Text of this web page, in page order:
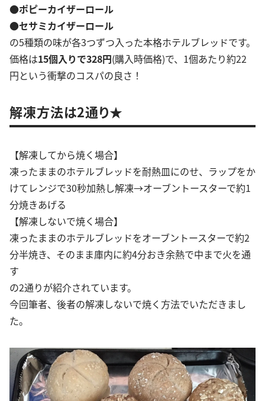
●ポピーカイザーロール
●セサミカイザーロール
の5種類の味が各3つずつ入った本格ホテルブレッドです。
価格は15個入りで328円(購入時価格)で、1個あたり約22
円という衝撃のコスパの良さ！
解凍方法は2通り★
【解凍してから焼く場合】
凍ったままのホテルブレッドを耐熱皿にのせ、ラップをか
けてレンジで30秒加熱し解凍→オーブントースターで約1
分焼きあげる
【解凍しないで焼く場合】
凍ったままのホテルブレッドをオーブントースターで約2
分半焼き、そのまま庫内に約4分おき余熱で中まで火を通
す
の2通りが紹介されています。
今回筆者、後者の解凍しないで焼く方法でいただきまし
た。